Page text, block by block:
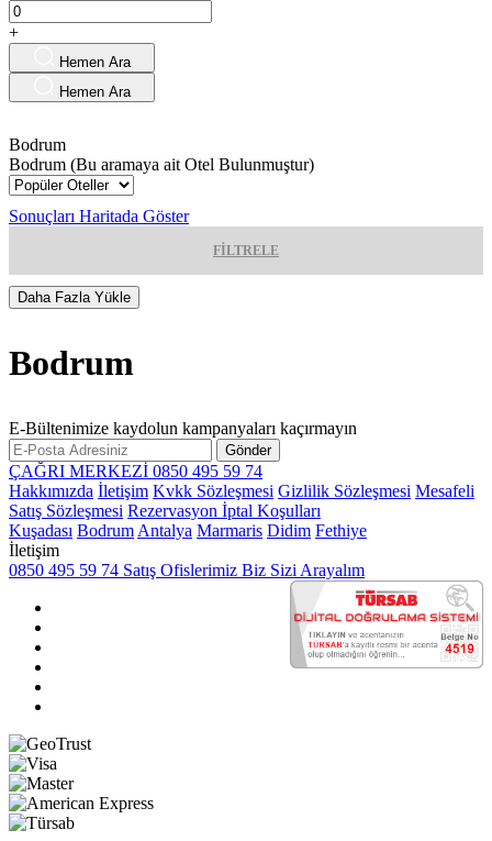
+
Hemen Ara
Hemen Ara
Bodrum
Bodrum (Bu aramaya ait Otel Bulunmuştur)
Sonuçları Haritada Göster
FİLTRELE
Daha Fazla Yükle
Bodrum
E-Bültenimize kaydolun kampanyaları kaçırmayın
Gönder
ÇAĞRI MERKEZİ 0850 495 59 74
Hakkımızda İletişim Kvkk Sözleşmesi Gizlilik Sözleşmesi Mesafeli
Satış Sözleşmesi Rezervasyon İptal Koşulları
Kuşadası Bodrum Antalya Marmaris Didim Fethiye
İletişim
0850 495 59 74 Satış Ofislerimiz Biz Sizi Arayalım